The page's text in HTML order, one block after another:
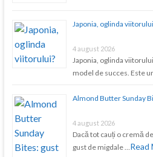
Japonia, oglinda
4 august 2026
Japonia, oglinda
model de succes. Este
Almond Butter Sunday
4 august 2026
Dacă tot cauți o cremă
gust de migdale … Read